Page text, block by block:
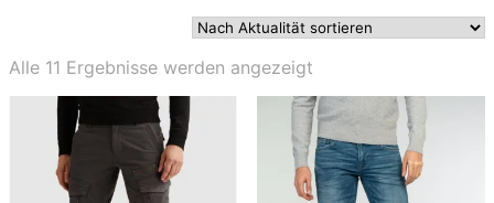
Alle 11 Ergebnisse werden angezeigt
sortiert